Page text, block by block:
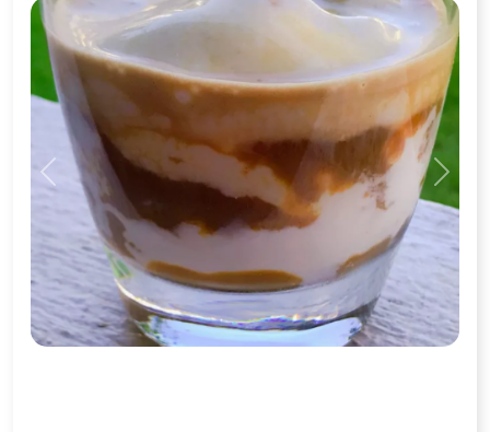
Previous Next